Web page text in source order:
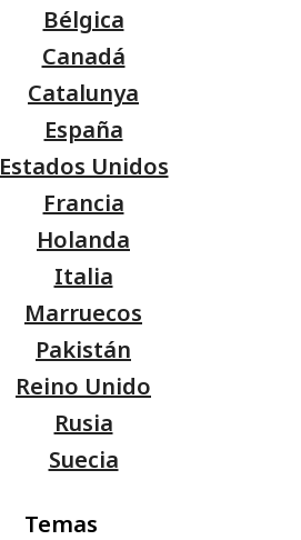
Bélgica
Canadá
Catalunya
España
Estados Unidos
Francia
Holanda
Italia
Marruecos
Pakistán
Reino Unido
Rusia
Suecia
Temas